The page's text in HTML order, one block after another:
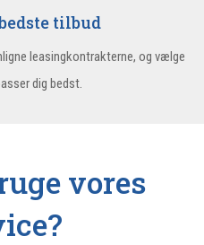
tilbud
leasingkontrakterne, og vælge
dig bedst.
vores